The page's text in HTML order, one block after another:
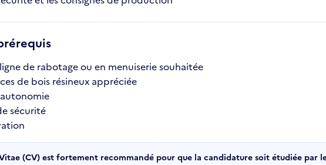
de rabotage ou en menuiserie souhaitée
de bois résineux appréciée
sécurité
(CV) est fortement recommandé pour que la candidature soit étudiée par